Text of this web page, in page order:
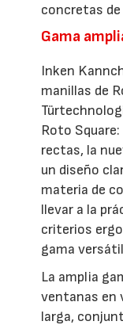
concretas
Gama
Inken
manillas de
Roto
rectas, la
un diseño
materia de
llevar a la
criterios
gama
La amplia
ventanas en
larga,